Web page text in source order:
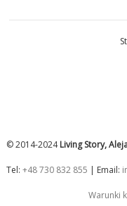
© 2014-2024Living Story,
Tel: +48 730 832 855 | Email:
Warunki